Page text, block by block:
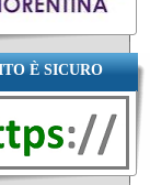
È SICURO